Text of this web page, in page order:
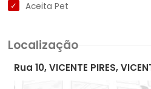
Aceita Pet
Localização
Rua 10, VICENTE PIRES,